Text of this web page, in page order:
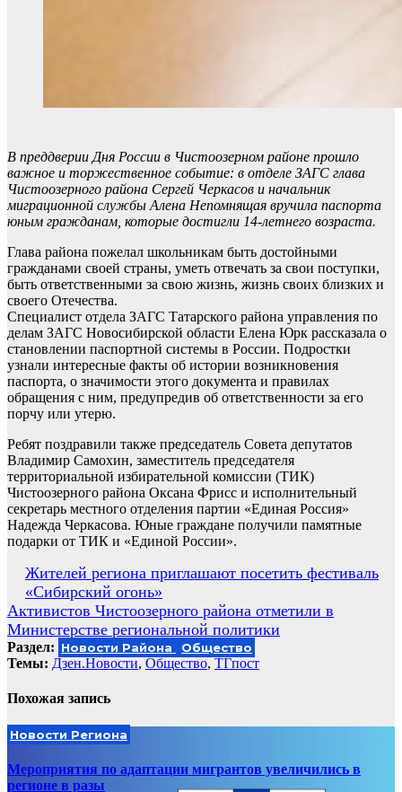
В преддверии Дня России в Чистоозерном районе прошло
важное и торжественное событие: в отделе ЗАГС глава
Чистоозерного района Сергей Черкасов и начальник
миграционной службы Алена Непомнящая вручила паспорта
юным гражданам, которые достигли 14-летнего возраста.
Глава района пожелал школьникам быть достойными
гражданами своей страны, уметь отвечать за свои поступки,
быть ответственными за свою жизнь, жизнь своих близких и
своего Отечества.
Специалист отдела ЗАГС Татарского района управления по
делам ЗАГС Новосибирской области Елена Юрк рассказала о
становлении паспортной системы в России. Подростки
узнали интересные факты об истории возникновения
паспорта, о значимости этого документа и правилах
обращения с ним, предупредив об ответственности за его
порчу или утерю.
Ребят поздравили также председатель Совета депутатов
Владимир Самохин, заместитель председателя
территориальной избирательной комиссии (ТИК)
Чистоозерного района Оксана Фрисс и исполнительный
секретарь местного отделения партии «Единая Россия»
Надежда Черкасова. Юные граждане получили памятные
подарки от ТИК и «Единой России».
Навигация
по
записям
Жителей региона приглашают посетить фестиваль
«Сибирский огонь»
Активистов Чистоозерного района отметили в
Министерстве региональной политики
Раздел: Новости Района Общество
Темы: Дзен.Новости, Общество, ТГпост
Похожая запись
Новости Региона
Мероприятия по адаптации мигрантов увеличились в
регионе в разы